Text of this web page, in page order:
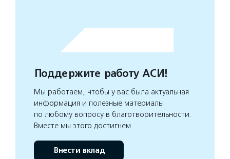
Поддержите работу АСИ!
Мы работаем, чтобы у вас была актуальная
информация и полезные материалы
по любому вопросу в благотворительности.
Вместе мы этого достигнем
Внести вклад